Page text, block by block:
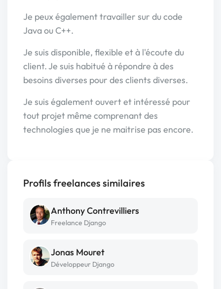
Je peux également travailler sur du code
Java ou C++.
Je suis disponible, flexible et à l'écoute du
client. Je suis habitué à répondre à des
besoins diverses pour des clients diverses.
Je suis également ouvert et intéressé pour
tout projet même comprenant des
technologies que je ne maitrise pas encore.
Profils freelances similaires
Anthony Contrevilliers
Freelance Django
Jonas Mouret
Développeur Django